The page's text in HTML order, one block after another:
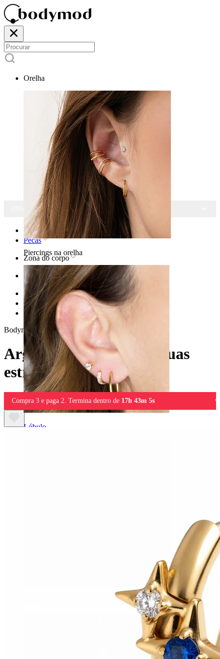
Orelha
Piercings na orelha
Lóbulo
-15% EM TODAS AS JOIAS
Home
Pecas
Zona do corpo
Orelha
Hélix
Joias em titânio para piercing helix
Argola em titânio com duas estrelas
Bodymod Trend
Argola em titânio com duas
estrelas
Compra 3 e paga 2. Termina dentro de 17h 43m 5s